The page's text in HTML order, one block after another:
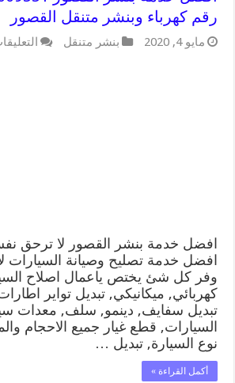
رقم كهرباء وبنشر متنقل القصور
مايو 4, 2020 بنشر متنقل
افضل خدمة بنشر القصور لا ترحق
افضل خدمة تصليح وصيانة السيارات
وفر كل شئ يختص ياعمال اصلاح
كهربائي, ميكانيكي, تبديل تواير
تبديل سفايف, دينمو, سلف, معدات
السيارات, قطع غيار جميع الاحجام
نوع السيارة, تبديل …
أكمل القراءة »